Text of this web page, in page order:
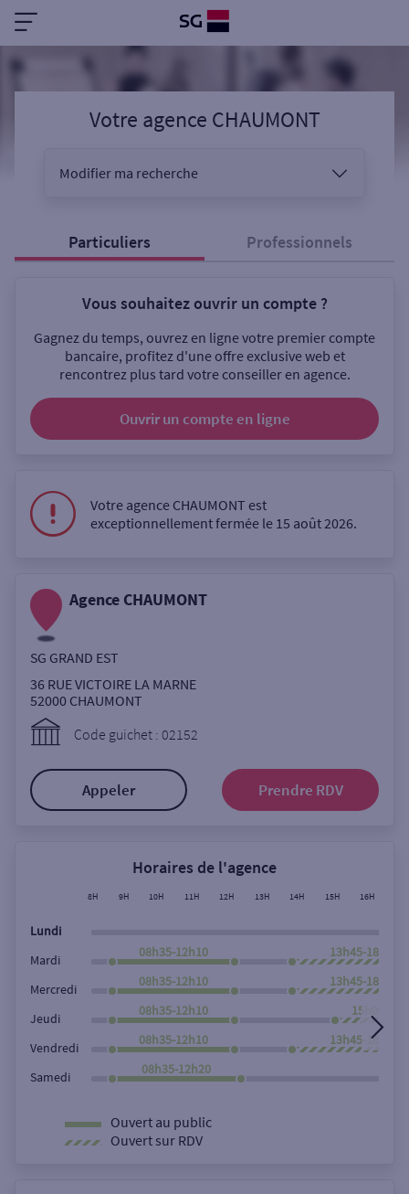
Votre agence CHAUMONT
Modifier ma recherche
Sélectionnez votre recherche
Ouverte le samedi
Ouverte le lundi
Autour de moi
Rue
Rechercher
Particuliers Professionnels
Vous souhaitez ouvrir un compte ?
Gagnez du temps, ouvrez en ligne votre premier compte
bancaire, profitez d'une offre exclusive web et
rencontrez plus tard votre conseiller en agence.
Ouvrir un compte en ligne
Votre agence CHAUMONT est
exceptionnellement fermée le 15 août 2026.
Agence CHAUMONT
SG GRAND EST
36 RUE VICTOIRE LA MARNE
52000 CHAUMONT
Code guichet : 02152
Appeler Prendre RDV
Horaires de l'agence
8H 9H 10H 11H 12H 13H 14H 15H 16H
Lundi
Mardi
08h35-12h10 13h45-18h00
Mercredi
08h35-12h10 13h45-18h00
Jeudi
08h35-12h10 15h00-
Vendredi
08h35-12h10 13h45-18h00
Samedi
08h35-12h20
Ouvert au public
Ouvert sur RDV